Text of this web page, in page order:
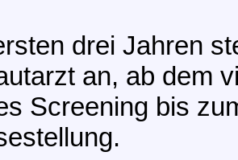
drei Jahren
an, ab dem
Screening bis